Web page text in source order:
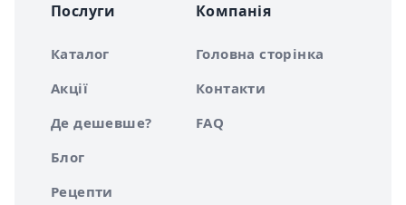
Послуги
Каталог
Акції
Де дешевше?
Блог
Рецепти
Компанія
Головна сторінка
Контакти
FAQ